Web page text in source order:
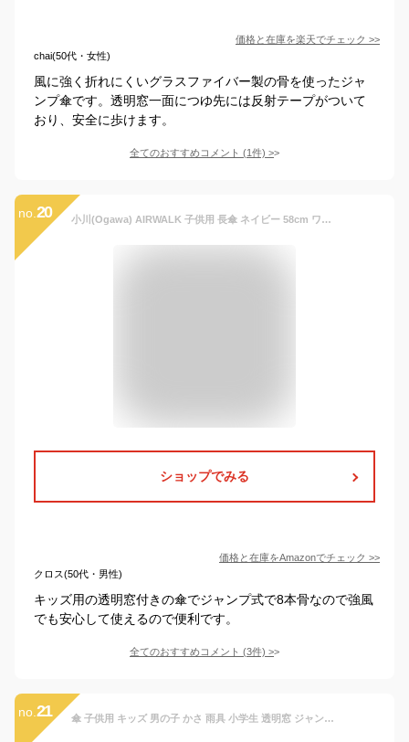
価格と在庫を楽天でチェック >>
chai(50代・女性)
風に強く折れにくいグラスファイバー製の骨を使ったジャ
ンプ傘です。透明窓一面につゆ先には反射テープがついて
おり、安全に歩けます。
全てのおすすめコメント (1件) >
no. 20 小川(Ogawa) AIRWALK 子供用 長傘 ネイビー 58cm ワンタッチ ジャンプ式 ブランドロゴ入り 透明窓付き ネームバンド付き 11919
ショップでみる
価格と在庫をAmazonでチェック >>
クロス(50代・男性)
キッズ用の透明窓付きの傘でジャンプ式で8本骨なので強風
でも安心して使えるので便利です。
全てのおすすめコメント (3件) >
no. 21 傘 子供用 キッズ 男の子 かさ 雨具 小学生 透明窓 ジャンプ ワンタッチ 恐竜 迷彩 グラスファイバー骨 丈夫 50 55 送料無料 da030